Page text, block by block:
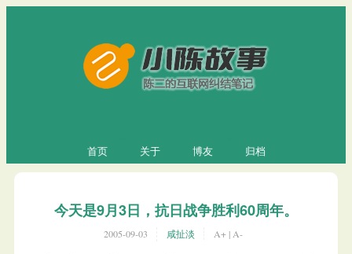
首页 关于 博友 归档
今天是9月3日，抗日战争胜利60周年。
2005-09-03 咸扯淡 A+ |A-